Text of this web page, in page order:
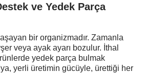
ve Yedek Parça
bir organizmadır. Zamanla
veya ayak ayarı bozulur. İthal
yedek parça bulmak
yerli üretimin gücüyle, ürettiği her